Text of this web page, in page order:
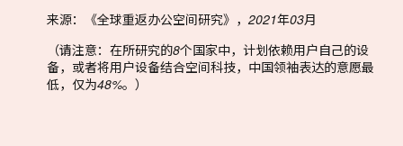
来源：《全球重返办公空间研究》，2021年03月
（请注意：在所研究的8个国家中，计划依赖用户自己的设
备，或者将用户设备结合空间科技，中国领袖表达的意愿最
低，仅为48%。）